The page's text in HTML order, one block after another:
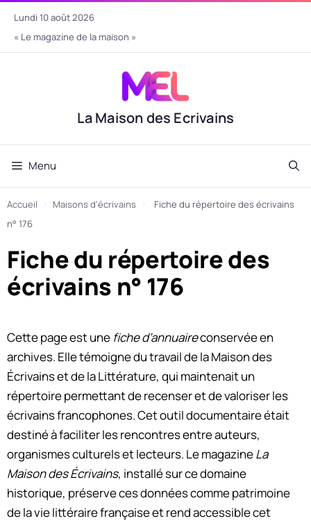
lundi 10 août 2026
« Le magazine de la maison »
La Maison des Ecrivains
Menu
Accueil Maisons d'écrivains
Fiche du répertoire des écrivains
n° 176
Fiche du répertoire des
écrivains n° 176
Cette page est une fiche d’annuaireconservée en
archives. Elle témoigne du travail de la Maison des
Écrivains et de la Littérature, qui maintenait un
répertoire permettant de recenser et de valoriser les
écrivains francophones. Cet outil documentaire était
destiné à faciliter les rencontres entre auteurs,
organismes culturels et lecteurs. Le magazineLa
Maison des Écrivains, installé sur ce domaine
historique, préserve ces données comme patrimoine
de la vie littéraire française et rend accessible cet